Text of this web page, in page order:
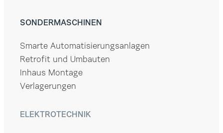
SONDERMASCHINEN
Smarte Automatisierungsanlagen
Retrofit und Umbauten
Inhaus Montage
Verlagerungen
ELEKTROTECHNIK